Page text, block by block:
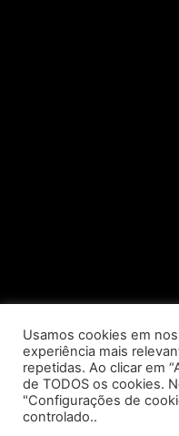
Usamos cookies em
experiência mais
repetidas. Ao clicar em
de TODOS os cookies.
"Configurações de
controlado..